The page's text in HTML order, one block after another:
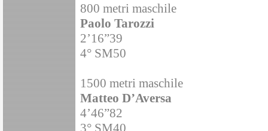
800 metri maschile
Paolo Tarozzi
2’16”39
4° SM50
1500 metri maschile
Matteo D’Aversa
4’46”82
3° SM40